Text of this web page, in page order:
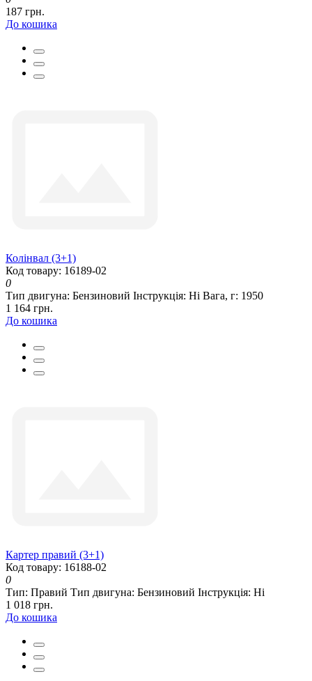
187 грн.
До кошика
Колінвал (3+1)
Код товару: 16189-02
0
Тип двигуна: Бензиновий Інструкція: Ні Вага, г: 1950
1 164 грн.
До кошика
Картер правий (3+1)
Код товару: 16188-02
0
Тип: Правий Тип двигуна: Бензиновий Інструкція: Ні
1 018 грн.
До кошика